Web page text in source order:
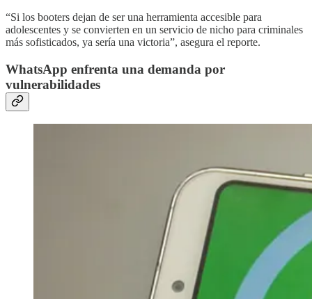
“Si los booters dejan de ser una herramienta accesible para
adolescentes y se convierten en un servicio de nicho para criminales
más sofisticados, ya sería una victoria”, asegura el reporte.
WhatsApp enfrenta una demanda por
vulnerabilidades